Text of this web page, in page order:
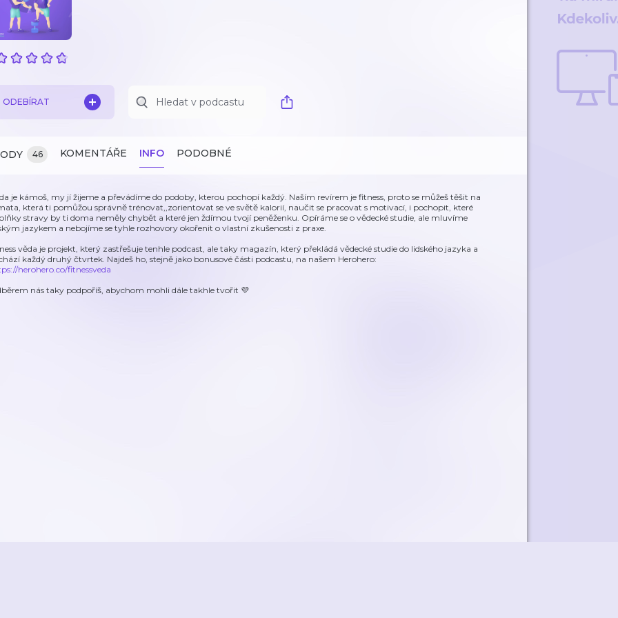
ODEBÍRAT
46 KOMENTÁŘE INFO PODOBNÉ
je kámoš, my jí žijeme a převádíme do podoby, kterou pochopí každý. Naším revírem je fitness, proto se můžeš těšit na
která ti pomůžou správně trénovat,,zorientovat se ve světě kalorií, naučit se pracovat s motivací, i pochopit, které
stravy by ti doma neměly chybět a které jen ždímou tvojí peněženku. Opíráme se o vědecké studie, ale mluvíme
jazykem a nebojíme se tyhle rozhovory okořenit o vlastní zkušenosti z praxe.
věda je projekt, který zastřešuje tenhle podcast, ale taky magazín, který překládá vědecké studie do lidského jazyka a
každý druhý čtvrtek. Najdeš ho, stejně jako bonusové části podcastu, na našem Herohero:
herohero.co/fitnessveda
nás taky podpoříš, abychom mohli dále takhle tvořit 💜